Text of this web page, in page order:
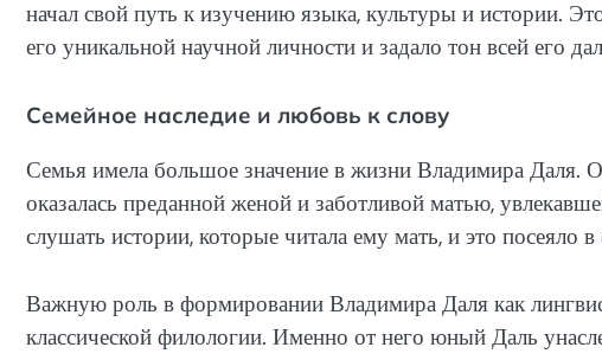
начал свой путь к изучению языка, культуры и истории.
его уникальной научной личности и задало тон всей его
Семейное наследие и любовь к слову
Семья имела большое значение в жизни Владимира Даля.
оказалась преданной женой и заботливой матью,
слушать истории, которые читала ему мать, и это посеяло
Важную роль в формировании Владимира Даля как
классической филологии. Именно от него юный Даль